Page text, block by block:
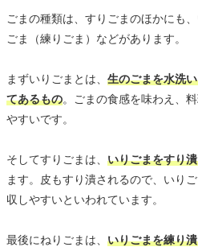
ごまの種類は、すりごまのほかにも
ごま（練りごま）などがあります。
まずいりごまとは、 生のごまを水洗
てあるもの。ごまの食感を味わえ、
やすいです。
そしてすりごまは、 いりごまをすり
ます。皮もすり潰されるので、いり
収しやすいといわれています。
最後にねりごまは、 いりごまを練り